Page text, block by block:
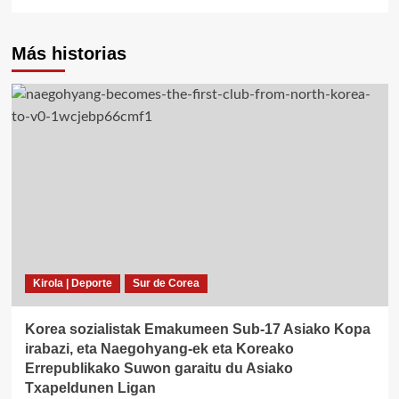
Más historias
Kirola | Deporte Sur de Corea
Korea sozialistak Emakumeen Sub-17 Asiako Kopa
irabazi, eta Naegohyang-ek eta Koreako
Errepublikako Suwon garaitu du Asiako
Txapeldunen Ligan